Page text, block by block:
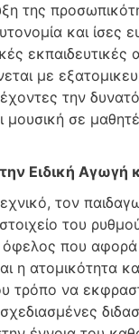
της
και ίσες
με
την
σε
Ειδική Αγωγή
τον
του
όφελος που
η ατομικότητα
τρόπο να